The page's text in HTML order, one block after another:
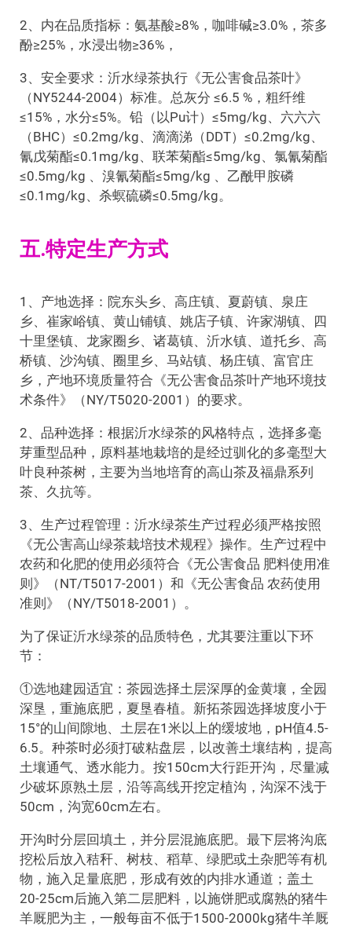
2、内在品质指标：氨基酸≥8%，咖啡碱≥3.0%，茶多
酚≥25%，水浸出物≥36%，
3、安全要求：沂水绿茶执行《无公害食品茶叶》
（NY5244-2004）标准。总灰分 ≤6.5 %，粗纤维
≤15%，水分≤5%。铅（以Pu计）≤5mg/kg、六六六
（BHC）≤0.2mg/kg、滴滴涕（DDT）≤0.2mg/kg、
氰戊菊酯≤0.1mg/kg、联苯菊酯≤5mg/kg、氯氰菊酯
≤0.5mg/kg 、溴氰菊酯≤5mg/kg 、乙酰甲胺磷
≤0.1mg/kg、杀螟硫磷≤0.5mg/kg。
五.特定生产方式
1、产地选择：院东头乡、高庄镇、夏蔚镇、泉庄
乡、崔家峪镇、黄山铺镇、姚店子镇、许家湖镇、四
十里堡镇、龙家圈乡、诸葛镇、沂水镇、道托乡、高
桥镇、沙沟镇、圈里乡、马站镇、杨庄镇、富官庄
乡，产地环境质量符合《无公害食品茶叶产地环境技
术条件》（NY/T5020-2001）的要求。
2、品种选择：根据沂水绿茶的风格特点，选择多毫
芽重型品种，原料基地栽培的是经过驯化的多毫型大
叶良种茶树，主要为当地培育的高山茶及福鼎系列
茶、久抗等。
3、生产过程管理：沂水绿茶生产过程必须严格按照
《无公害高山绿茶栽培技术规程》操作。生产过程中
农药和化肥的使用必须符合《无公害食品 肥料使用准
则》（NT/T5017-2001）和《无公害食品 农药使用
准则》（NY/T5018-2001）。
为了保证沂水绿茶的品质特色，尤其要注重以下环
节：
①选地建园适宜：茶园选择土层深厚的金黄壤，全园
深垦，重施底肥，夏垦春植。新拓茶园选择坡度小于
15°的山间隙地、土层在1米以上的缓坡地，pH值4.5-
6.5。种茶时必须打破粘盘层，以改善土壤结构，提高
土壤通气、透水能力。按150cm大行距开沟，尽量减
少破坏原熟土层，沿等高线开挖定植沟，沟深不浅于
50cm，沟宽60cm左右。
开沟时分层回填土，并分层混施底肥。最下层将沟底
挖松后放入秸秆、树枝、稻草、绿肥或土杂肥等有机
物，施入足量底肥，形成有效的内排水通道；盖土
20-25cm后施入第二层肥料，以施饼肥或腐熟的猪牛
羊厩肥为主，一般每亩不低于1500-2000kg猪牛羊厩